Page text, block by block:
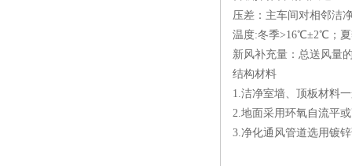
压差：主车间对相邻洁
温度:冬季>16℃±2℃；
新风补充量：总送风量
结构材料
1.洁净室墙、顶板材料
2.地面采用环氧自流平
3.净化通风管道选用镀